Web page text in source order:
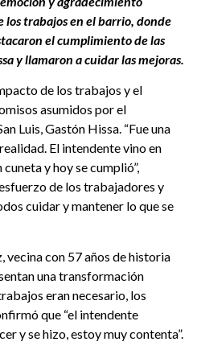
trabajos en el barrio, donde
el cumplimiento de las
y llamaron a cuidar las mejoras.
de los trabajos y el
asumidos por el
Luis, Gastón Hissa. “Fue una
El intendente vino en
y hoy se cumplió”,
de los trabajadores y
cuidar y mantener lo que se
vecina con 57 años de historia
una transformación
eran necesario, los
que “el intendente
y se hizo, estoy muy contenta”.